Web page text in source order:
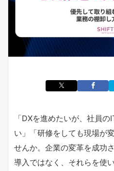
「DXを進めたいが、社員
い」「研修をしても現場が
せんか。企業の変革を成功
導入ではなく、それらを使